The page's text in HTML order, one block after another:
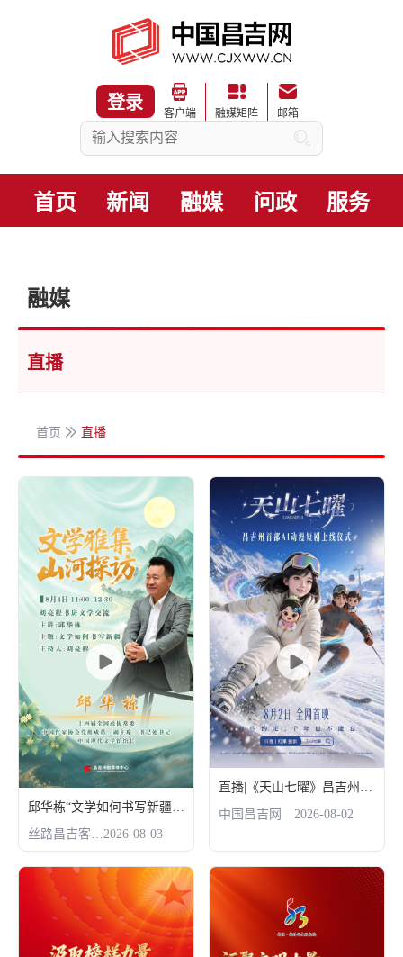
登录
客户端 融媒矩阵 邮箱
首页 新闻 融媒 问政 服务
融媒
直播
首页 直播
2026-08-03
直播|《天山七曜》昌吉州首部AI动漫短剧上线仪式
中国昌吉网
2026-08-02